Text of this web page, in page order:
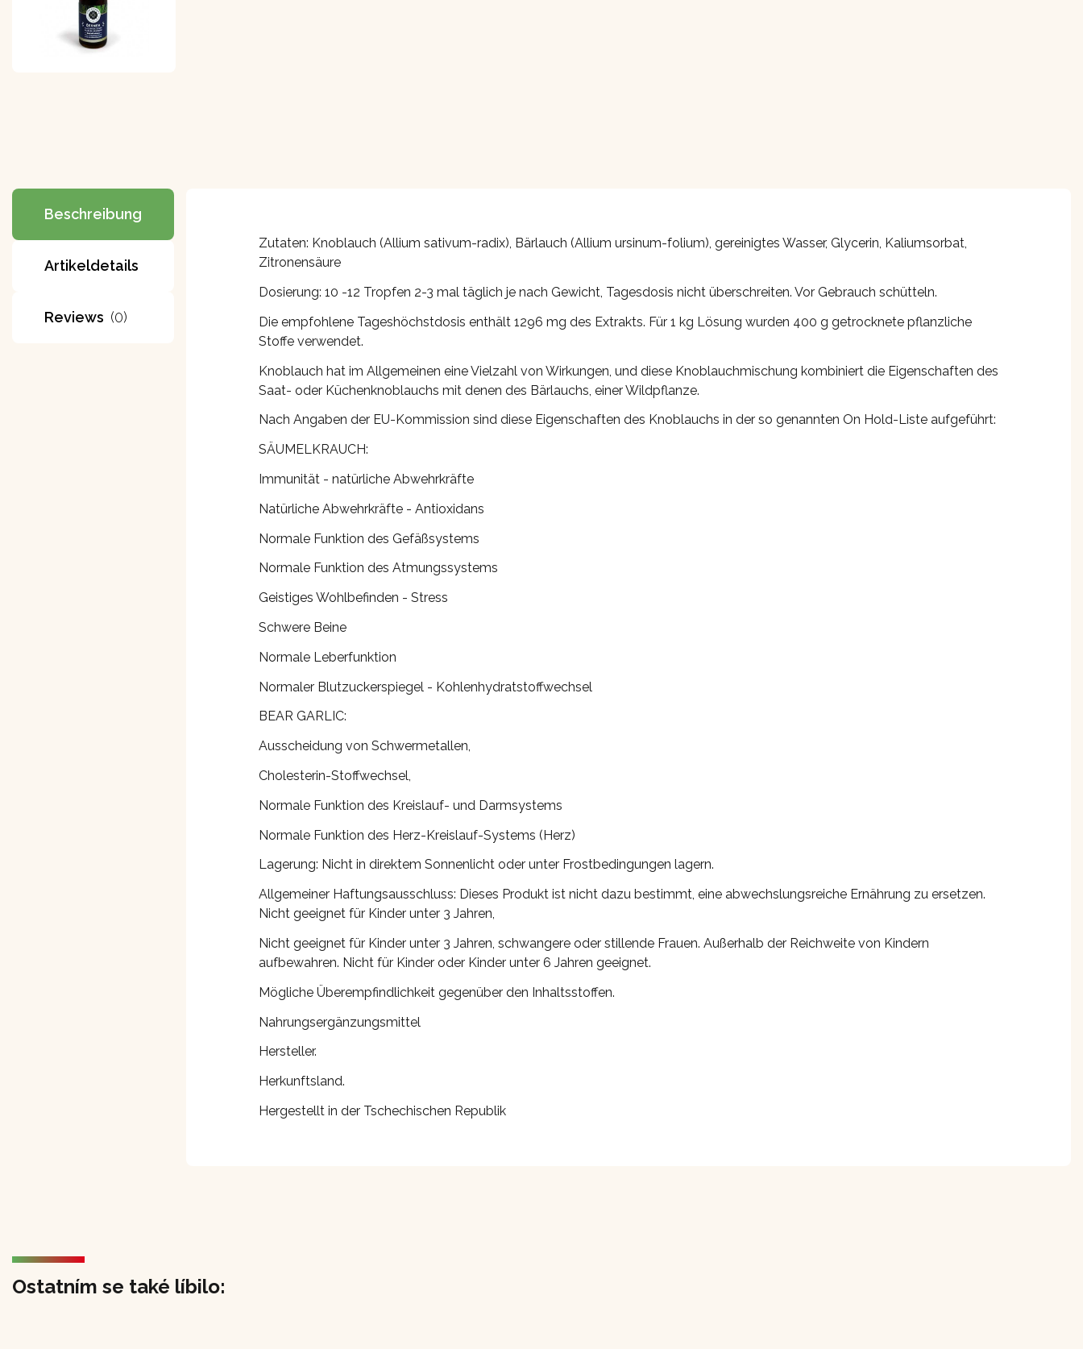
Beschreibung
Artikeldetails
Reviews (0)
Zutaten: Knoblauch (Allium sativum-radix), Bärlauch (Allium ursinum-folium), gereinigtes Wasser, Glycerin, Kaliumsorbat,
Zitronensäure
Dosierung: 10 -12 Tropfen 2-3 mal täglich je nach Gewicht, Tagesdosis nicht überschreiten. Vor Gebrauch schütteln.
Die empfohlene Tageshöchstdosis enthält 1296 mg des Extrakts. Für 1 kg Lösung wurden 400 g getrocknete pflanzliche
Stoffe verwendet.
Knoblauch hat im Allgemeinen eine Vielzahl von Wirkungen, und diese Knoblauchmischung kombiniert die Eigenschaften des
Saat- oder Küchenknoblauchs mit denen des Bärlauchs, einer Wildpflanze.
Nach Angaben der EU-Kommission sind diese Eigenschaften des Knoblauchs in der so genannten On Hold-Liste aufgeführt:
SÄUMELKRAUCH:
Immunität - natürliche Abwehrkräfte
Natürliche Abwehrkräfte - Antioxidans
Normale Funktion des Gefäßsystems
Normale Funktion des Atmungssystems
Geistiges Wohlbefinden - Stress
Schwere Beine
Normale Leberfunktion
Normaler Blutzuckerspiegel - Kohlenhydratstoffwechsel
BEAR GARLIC:
Ausscheidung von Schwermetallen,
Cholesterin-Stoffwechsel,
Normale Funktion des Kreislauf- und Darmsystems
Normale Funktion des Herz-Kreislauf-Systems (Herz)
Lagerung: Nicht in direktem Sonnenlicht oder unter Frostbedingungen lagern.
Allgemeiner Haftungsausschluss: Dieses Produkt ist nicht dazu bestimmt, eine abwechslungsreiche Ernährung zu ersetzen.
Nicht geeignet für Kinder unter 3 Jahren,
Nicht geeignet für Kinder unter 3 Jahren, schwangere oder stillende Frauen. Außerhalb der Reichweite von Kindern
aufbewahren. Nicht für Kinder oder Kinder unter 6 Jahren geeignet.
Mögliche Überempfindlichkeit gegenüber den Inhaltsstoffen.
Nahrungsergänzungsmittel
Hersteller.
Herkunftsland.
Hergestellt in der Tschechischen Republik
Ostatním se také líbilo: